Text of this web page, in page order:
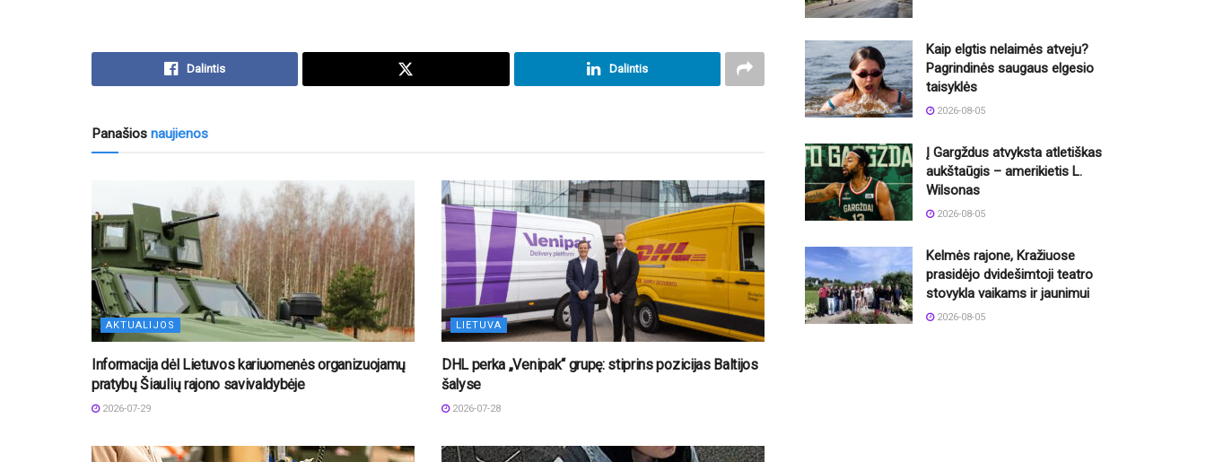
Dalintis Dalintis
Panašios naujienos
AKTUALIJOS
Informacija dėl Lietuvos kariuomenės organizuojamų
pratybų Šiaulių rajono savivaldybėje
2026-07-29
LIETUVA
DHL perka „Venipak“ grupę: stiprins pozicijas Baltijos
šalyse
2026-07-28
Kaip elgtis nelaimės atveju?
Pagrindinės saugaus elgesio
taisyklės
2026-08-05
Į Gargždus atvyksta atletiškas
aukštaūgis – amerikietis L.
Wilsonas
2026-08-05
Kelmės rajone, Kražiuose
prasidėjo dvidešimtoji teatro
stovykla vaikams ir jaunimui
2026-08-05